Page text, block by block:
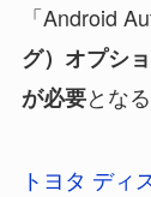
「Android
グ）オプシ
が必要となる
トヨタ ディ